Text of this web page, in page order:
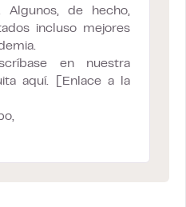
Algunos, de hecho,
incluso mejores
en nuestra
aquí. [Enlace a la